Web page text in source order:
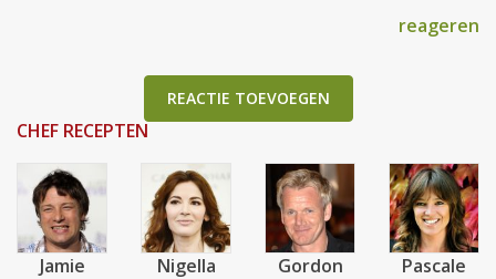
reageren
REACTIE TOEVOEGEN
CHEF RECEPTEN
Jamie Nigella Gordon Pascale